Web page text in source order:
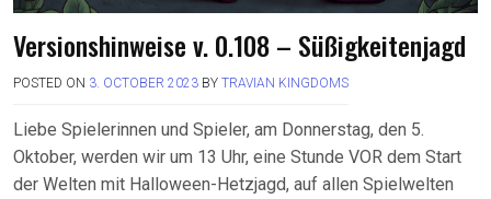
Versionshinweise v. 0.108 – Süßigkeitenjagd
POSTED ON 3. OCTOBER 2023 BY TRAVIAN KINGDOMS
Liebe Spielerinnen und Spieler, am Donnerstag, den 5.
Oktober, werden wir um 13 Uhr, eine Stunde VOR dem Start
der Welten mit Halloween-Hetzjagd, auf allen Spielwelten